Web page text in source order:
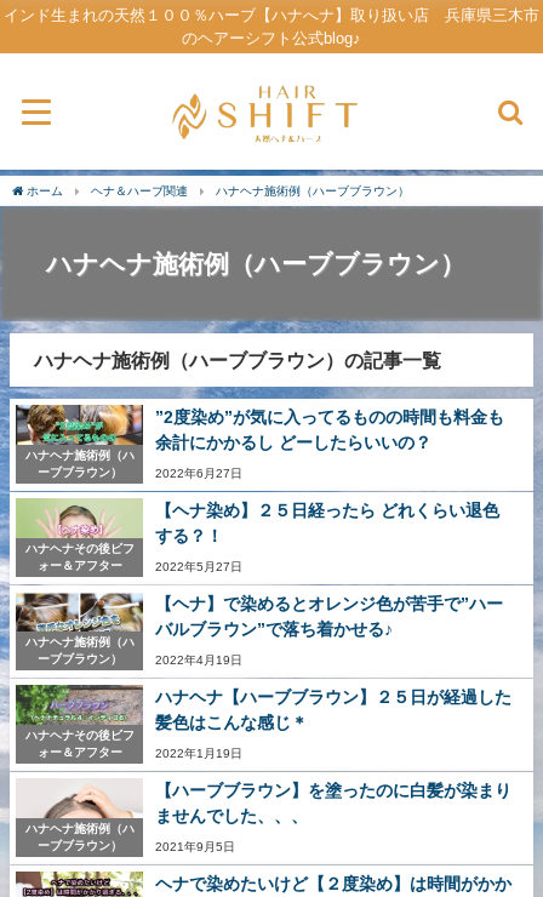
インド生まれの天然１００％ハーブ【ハナへナ】取り扱い店 兵庫県三木市
のヘアーシフト公式blog♪
ホーム ヘナ＆ハーブ関連 ハナヘナ施術例（ハーブブラウン）
ハナヘナ施術例（ハーブブラウン）
ハナヘナ施術例（ハーブブラウン）の記事一覧
ハナヘナ施術例（ハ
ーブブラウン）
”2度染め”が気に入ってるものの時間も料金も
余計にかかるし どーしたらいいの？
2022年6月27日
ハナヘナその後ビフ
ォー＆アフター
【ヘナ染め】２５日経ったら どれくらい退色
する？！
2022年5月27日
ハナヘナ施術例（ハ
ーブブラウン）
【ヘナ】で染めるとオレンジ色が苦手で”ハー
バルブラウン”で落ち着かせる♪
2022年4月19日
ハナヘナその後ビフ
ォー＆アフター
ハナヘナ【ハーブブラウン】２５日が経過した
髪色はこんな感じ＊
2022年1月19日
ハナヘナ施術例（ハ
ーブブラウン）
【ハーブブラウン】を塗ったのに白髪が染まり
ませんでした、、、
2021年9月5日
ヘナで染めたいけど【２度染め】は時間がかか